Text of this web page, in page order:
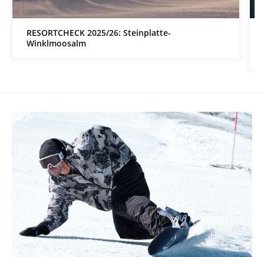
RESORTCHECK 2025/26: Steinplatte-
Winklmoosalm